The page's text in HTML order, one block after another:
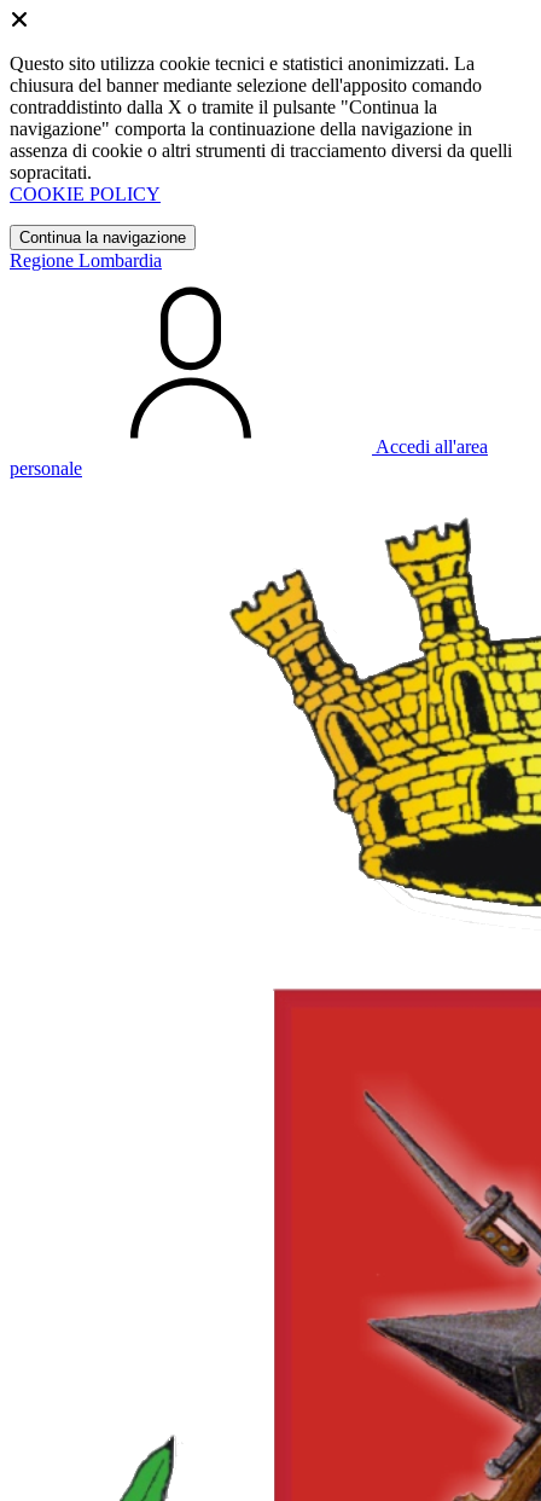
Questo sito utilizza cookie tecnici e statistici anonimizzati. La
chiusura del banner mediante selezione dell'apposito comando
contraddistinto dalla X o tramite il pulsante "Continua la
navigazione" comporta la continuazione della navigazione in
assenza di cookie o altri strumenti di tracciamento diversi da quelli
sopracitati.
COOKIE POLICY
Continua la navigazione
Regione Lombardia
Accedi all'area
personale